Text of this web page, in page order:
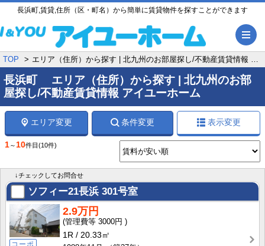
長浜町,賃貸,住所（区・町名）から簡単に賃貸物件を探すことができます
TOP エリア（住所）から探す | 北九州のお部屋探し/不動産賃貸情報 アイユーホーム
長浜町 エリア（住所）から探す | 北九州のお部
屋探し/不動産賃貸情報 アイユーホーム
エリア変更 条件変更 表示変更
1～10件目 (10件)
↓チェックしてお問合せ
ソフィー21長浜 301号室
コーポ
2.9万円
3000円
1R
20.33㎡